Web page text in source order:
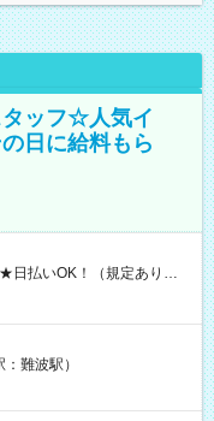
タッフ☆人気イ
日に給料もら
はコンビニATMから 日払
難波駅）